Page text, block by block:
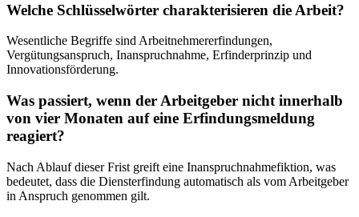
Welche Schlüsselwörter charakterisieren die Arbeit?
Wesentliche Begriffe sind Arbeitnehmererfindungen,
Vergütungsanspruch, Inanspruchnahme, Erfinderprinzip und
Innovationsförderung.
Was passiert, wenn der Arbeitgeber nicht innerhalb
von vier Monaten auf eine Erfindungsmeldung
reagiert?
Nach Ablauf dieser Frist greift eine Inanspruchnahmefiktion, was
bedeutet, dass die Diensterfindung automatisch als vom Arbeitgeber
in Anspruch genommen gilt.